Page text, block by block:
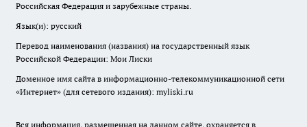
Российская Федерация и зарубежные страны.
Язык(и): русский
Перевод наименования (названия) на государственный язык
Российской Федерации: Мои Лиски
Доменное имя сайта в информационно-телекоммуникационной сети
«Интернет» (для сетевого издания): myliski.ru
Вся информация, размещенная на данном сайте, охраняется в